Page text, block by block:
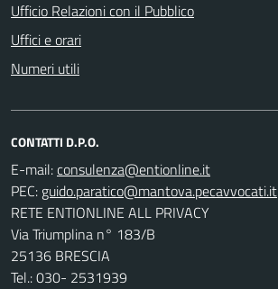
Ufficio Relazioni con il Pubblico
Uffici e orari
Numeri utili
CONTATTI D.P.O.
E-mail:
PEC:
RETE ENTIONLINE ALL PRIVACY
Via Triumplina n° 183/B
25136 BRESCIA
Tel.: 030- 2531939